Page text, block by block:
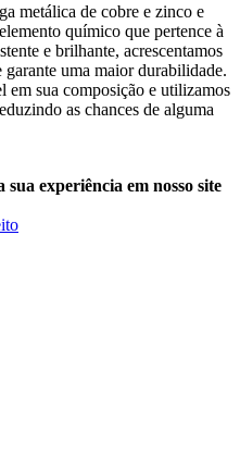
metálica de cobre e zinco e
químico que pertence à
e brilhante, acrescentamos
uma maior durabilidade.
em sua composição e utilizamos
as chances de alguma
experiência em nosso site